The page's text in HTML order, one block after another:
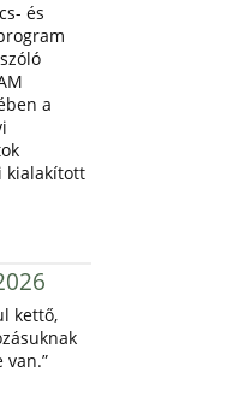
és
a
kialakított
kettő,
van.”